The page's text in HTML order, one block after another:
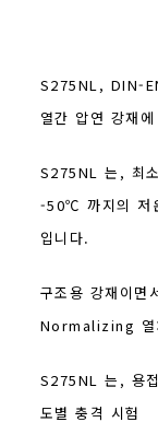
S275NL, DIN-
열간 압연 강재
S275NL 는, 최
-50℃ 까지의
입니다.
구조용 강재이면
Normalizing 열
S275NL 는, 용
도별 충격 시험